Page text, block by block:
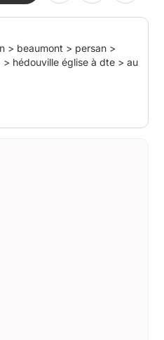
> beaumont > persan >
hédouville église à dte > au